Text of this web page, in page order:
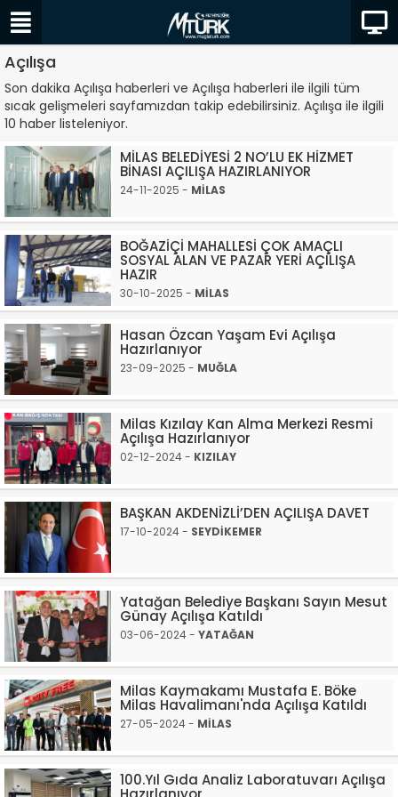
Açılışa
Son dakika Açılışa haberleri ve Açılışa haberleri ile ilgili tüm
sıcak gelişmeleri sayfamızdan takip edebilirsiniz. Açılışa ile ilgili
10 haber listeleniyor.
MİLAS BELEDİYESİ 2 NO’LU EK HİZMET
BİNASI AÇILIŞA HAZIRLANIYOR
24-11-2025 - MİLAS
BOĞAZİÇİ MAHALLESİ ÇOK AMAÇLI
SOSYAL ALAN VE PAZAR YERİ AÇILIŞA
HAZIR
30-10-2025 - MİLAS
Hasan Özcan Yaşam Evi Açılışa
Hazırlanıyor
23-09-2025 - MUĞLA
Milas Kızılay Kan Alma Merkezi Resmi
Açılışa Hazırlanıyor
02-12-2024 - KIZILAY
BAŞKAN AKDENİZLİ’DEN AÇILIŞA DAVET
17-10-2024 - SEYDİKEMER
Yatağan Belediye Başkanı Sayın Mesut
Günay Açılışa Katıldı
03-06-2024 - YATAĞAN
Milas Kaymakamı Mustafa E. Böke
Milas Havalimanı'nda Açılışa Katıldı
27-05-2024 - MİLAS
100.Yıl Gıda Analiz Laboratuvarı Açılışa